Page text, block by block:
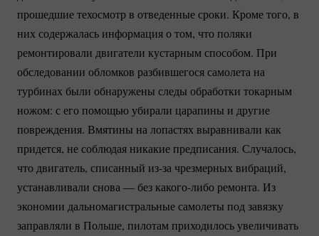
прошедшие техосмотр в отведенные сроки. Кроме того, в
них содержалась информация о том, что поляки
ремонтировали двигатели кустарным способом. При
обследовании обломков разбившегося самолета на
турбинах были обнаружены следы обработки токарным
ножом: с его помощью убирали царапины и другие
повреждения. Вмятины на лопастях выравнивали как
придется, не соблюдая никакие предписания. Случалось,
что двигатель, списанный из-зачрезмерных вибраций,
устанавливали снова — безкакого-либо ремонта. Из
экономии дальномагистральные самолеты под завязку
заправляли в Польше, пилотам приходилось увеличивать